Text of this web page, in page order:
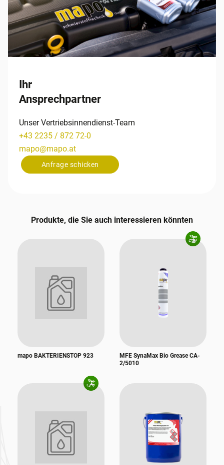
Ihr
Ansprechpartner
Unser Vertriebsinnendienst-Team
+43 2235 / 872 72-0
mapo@mapo.at
Anfrage schicken
Produkte, die Sie auch interessieren könnten
mapo BAKTERIENSTOP 923
MFE SynaMax Bio Grease CA-
2/5010